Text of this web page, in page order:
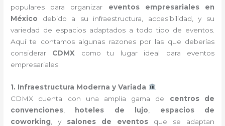
populares para organizar eventos empresariales en
México debido a su infraestructura, accesibilidad, y su
variedad de espacios adaptados a todo tipo de eventos.
Aquí te contamos algunas razones por las que deberías
considerar CDMX como tu lugar ideal para eventos
empresariales:
1. Infraestructura Moderna y Variada
CDMX cuenta con una amplia gama de centros de
convenciones
hoteles de lujo
espacios de
coworking , y salones de eventos que se adaptan